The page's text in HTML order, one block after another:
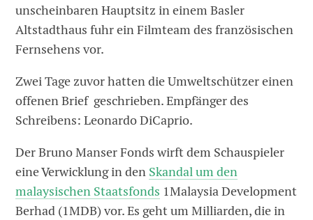
unscheinbaren Hauptsitz in einem Basler
Altstadthaus fuhr ein Filmteam des französischen
Fernsehens vor.
Zwei Tage zuvor hatten die Umweltschützer einen
offenen Brief geschrieben. Empfänger des
Schreibens: Leonardo DiCaprio.
Der Bruno Manser Fonds wirft dem Schauspieler
eine Verwicklung in den Skandal um den
malaysischen Staatsfonds 1Malaysia Development
Berhad (1MDB) vor. Es geht um Milliarden, die in